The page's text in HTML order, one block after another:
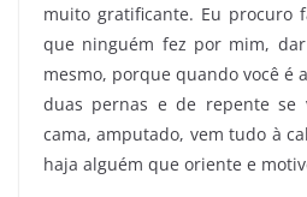
muito gratificante. Eu procuro
que ninguém fez por mim,
mesmo, porque quando você é
duas pernas e de repente se
cama, amputado, vem tudo à
haja alguém que oriente e